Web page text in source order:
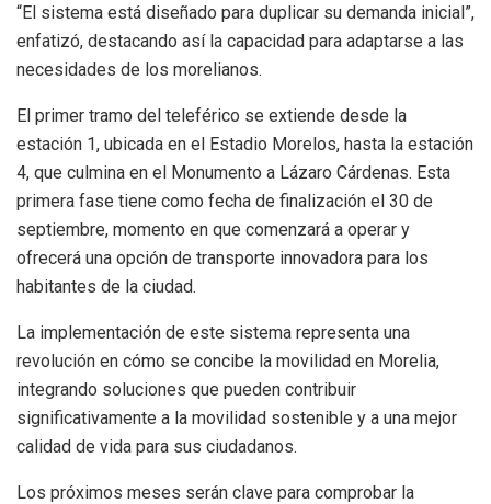
“El sistema está diseñado para duplicar su demanda inicial”,
enfatizó, destacando así la capacidad para adaptarse a las
necesidades de los morelianos.
El primer tramo del teleférico se extiende desde la
estación 1, ubicada en el Estadio Morelos, hasta la estación
4, que culmina en el Monumento a Lázaro Cárdenas. Esta
primera fase tiene como fecha de finalización el 30 de
septiembre, momento en que comenzará a operar y
ofrecerá una opción de transporte innovadora para los
habitantes de la ciudad.
La implementación de este sistema representa una
revolución en cómo se concibe la movilidad en Morelia,
integrando soluciones que pueden contribuir
significativamente a la movilidad sostenible y a una mejor
calidad de vida para sus ciudadanos.
Los próximos meses serán clave para comprobar la